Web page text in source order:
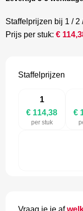
Staffelprijzen bij 1 / 2
Prijs per stuk:€
Staffelprijzen
1
€ 114,38
per stuk
€